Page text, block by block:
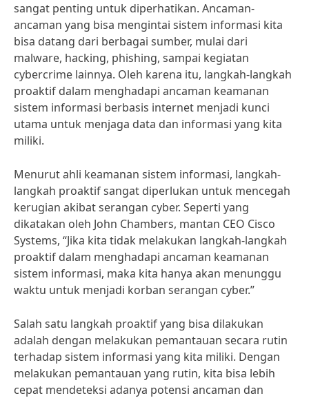
sangat penting untuk diperhatikan. Ancaman-
ancaman yang bisa mengintai sistem informasi kita
bisa datang dari berbagai sumber, mulai dari
malware, hacking, phishing, sampai kegiatan
cybercrime lainnya. Oleh karena itu, langkah-langkah
proaktif dalam menghadapi ancaman keamanan
sistem informasi berbasis internet menjadi kunci
utama untuk menjaga data dan informasi yang kita
miliki.
Menurut ahli keamanan sistem informasi, langkah-
langkah proaktif sangat diperlukan untuk mencegah
kerugian akibat serangan cyber. Seperti yang
dikatakan oleh John Chambers, mantan CEO Cisco
Systems, “Jika kita tidak melakukan langkah-langkah
proaktif dalam menghadapi ancaman keamanan
sistem informasi, maka kita hanya akan menunggu
waktu untuk menjadi korban serangan cyber.”
Salah satu langkah proaktif yang bisa dilakukan
adalah dengan melakukan pemantauan secara rutin
terhadap sistem informasi yang kita miliki. Dengan
melakukan pemantauan yang rutin, kita bisa lebih
cepat mendeteksi adanya potensi ancaman dan